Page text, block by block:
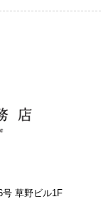
号 草野ビル1F